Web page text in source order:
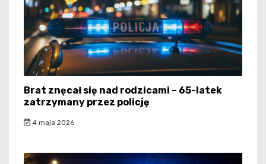
Brat znęcał się nad rodzicami – 65-latek
zatrzymany przez policję
4 maja 2026